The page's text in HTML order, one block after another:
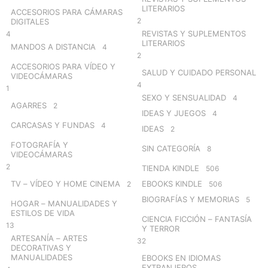
ACCESORIOS PARA CÁMARAS
DIGITALES
4
MANDOS A DISTANCIA 4
ACCESORIOS PARA VÍDEO Y
VIDEOCÁMARAS
1
AGARRES 2
CARCASAS Y FUNDAS 4
FOTOGRAFÍA Y
VIDEOCÁMARAS
2
TV – VÍDEO Y HOME CINEMA 2
HOGAR – MANUALIDADES Y
ESTILOS DE VIDA
13
ARTESANÍA – ARTES
DECORATIVAS Y
MANUALIDADES
LITERARIOS
2
REVISTAS Y SUPLEMENTOS
LITERARIOS
2
SALUD Y CUIDADO PERSONAL
4
SEXO Y SENSUALIDAD 4
IDEAS Y JUEGOS 4
IDEAS 2
SIN CATEGORÍA 8
TIENDA KINDLE 506
EBOOKS KINDLE 506
BIOGRAFÍAS Y MEMORIAS 5
CIENCIA FICCIÓN – FANTASÍA
Y TERROR
32
EBOOKS EN IDIOMAS